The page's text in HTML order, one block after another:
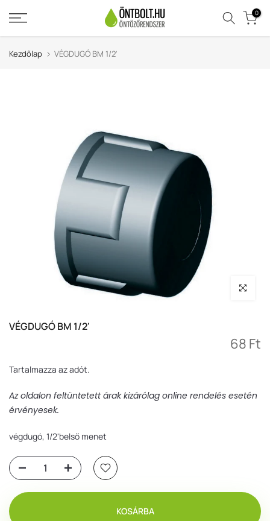
Ugrás
a
tartalomra
0
Kezdőlap VÉGDUGÓ BM 1/2'
Nagyítás
VÉGDUGÓ BM 1/2'
68 Ft
Tartalmazza az adót.
Az oldalon feltüntetett árak kizárólag online rendelés esetén
érvényesek.
végdugó, 1/2'belső menet
KOSÁRBA